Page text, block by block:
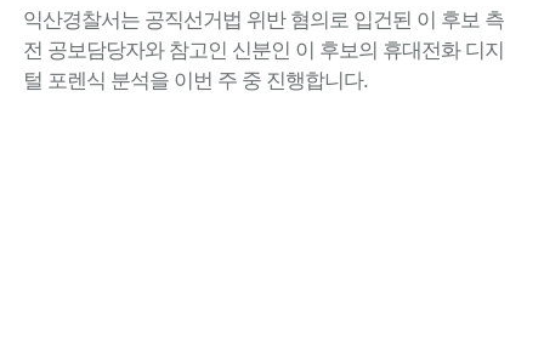
익산경찰서는 공직선거법 위반 혐의로 입건된 이 후보 측
전 공보담당자와 참고인 신분인 이 후보의 휴대전화 디지
털 포렌식 분석을 이번 주 중 진행합니다.